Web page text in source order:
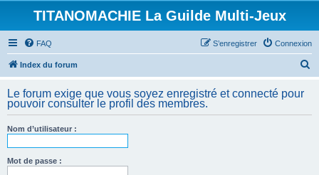
TITANOMACHIE La Guilde Multi-Jeux
FAQ Connexion
S’enregistrer
Index du forum
h
Le forum exige que vous soyez enregistré et connecté pour
pouvoir consulter le profil des membres.
Nom d’utilisateur :
Mot de passe :